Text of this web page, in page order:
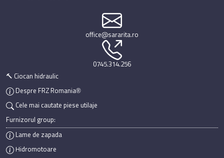
office@sararita.ro
0745.314.256
🔨 Ciocan hidraulic
Despre FRZ Romania®
Cele mai cautate piese utilaje
Furnizorul group:
Lame de zapada
Hidromotoare